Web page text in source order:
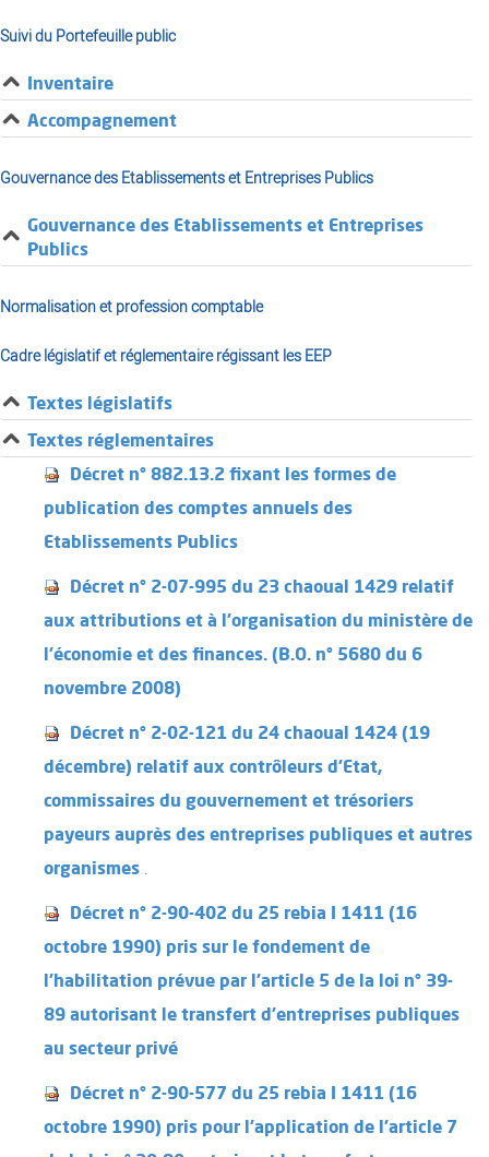
Suivi du Portefeuille public
Inventaire
Accompagnement
Gouvernance des Etablissements et Entreprises Publics
Gouvernance des Etablissements et Entreprises
Publics
Normalisation et profession comptable
Cadre législatif et réglementaire régissant les EEP
Textes législatifs
Textes réglementaires
Décret n° 882.13.2 fixant les formes de
publication des comptes annuels des
Etablissements Publics
Décret n° 2-07-995 du 23 chaoual 1429 relatif
aux attributions et à l'organisation du ministère de
l'économie et des finances. (B.O. n° 5680 du 6
novembre 2008)
Décret n° 2-02-121 du 24 chaoual 1424 (19
décembre) relatif aux contrôleurs d'Etat,
commissaires du gouvernement et trésoriers
payeurs auprès des entreprises publiques et autres
organismes .
Décret n° 2-90-402 du 25 rebia I 1411 (16
octobre 1990) pris sur le fondement de
l'habilitation prévue par l'article 5 de la loi n° 39-
89 autorisant le transfert d'entreprises publiques
au secteur privé
Décret n° 2-90-577 du 25 rebia I 1411 (16
octobre 1990) pris pour l'application de l'article 7